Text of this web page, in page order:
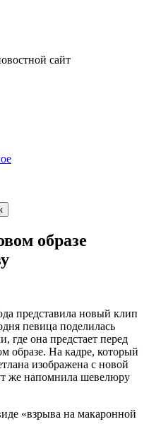
сайт
образе
представила новый клип
певица поделилась
где она предстает перед
образе. На кадре, который
изображена с новой
же напомнила шевелюру
«взрыва на макаронной